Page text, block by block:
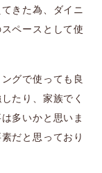
きた為、ダイニ
ペースとして使
グで使っても良
たり、家族でく
多いかと思いま
だと思っており